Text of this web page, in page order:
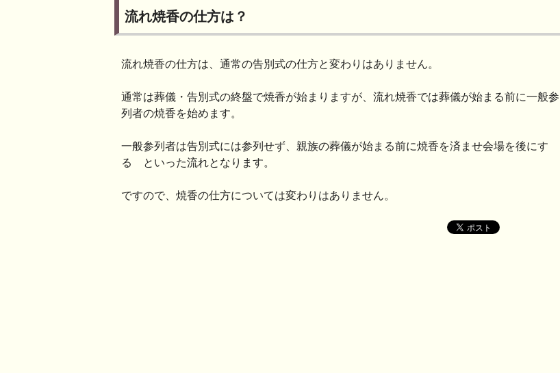
流れ焼香の仕方は？
流れ焼香の仕方は、通常の告別式の仕方と変わりはありません。
通常は葬儀・告別式の終盤で焼香が始まりますが、流れ焼香では葬儀が始まる前に一般参
列者の焼香を始めます。
一般参列者は告別式には参列せず、親族の葬儀が始まる前に焼香を済ませ会場を後にす
る といった流れとなります。
ですので、焼香の仕方については変わりはありません。